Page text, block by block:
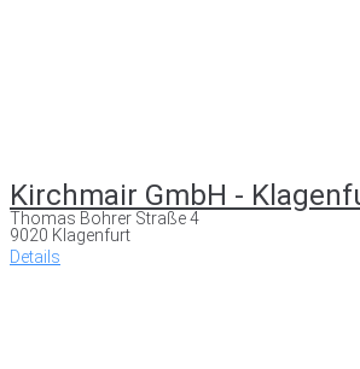
Kirchmair GmbH -
Thomas Bohrer Straße 4
9020 Klagenfurt
Details